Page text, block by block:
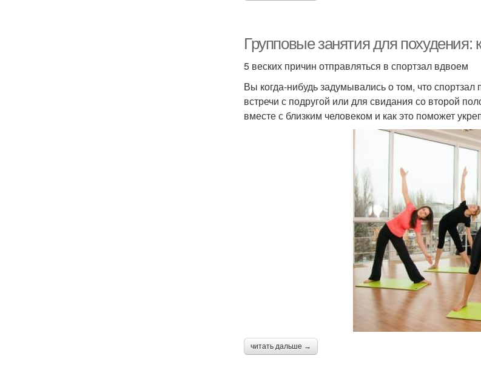
Групповые занятия для похудения:
5 веских причин отправляться в спортзал вдвоем
Вы когда-нибудь задумывались о том, что
встречи с подругой или для свидания со второй
вместе с близким человеком и как это поможет
читать дальше →